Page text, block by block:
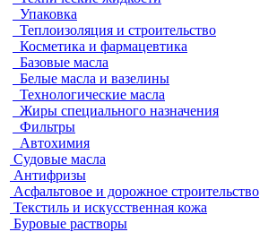
Упаковка
Теплоизоляция и строительство
Косметика и фармацевтика
Базовые масла
Белые масла и вазелины
Технологические масла
Жиры специального назначения
Фильтры
Автохимия
Судовые масла
Антифризы
Асфальтовое и дорожное строительство
Текстиль и искусственная кожа
Буровые растворы